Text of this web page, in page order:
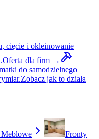
cięcie i okleinowanie
Oferta dla firm →
do samodzielnego
Zobacz jak to działa
Meblowe Fronty